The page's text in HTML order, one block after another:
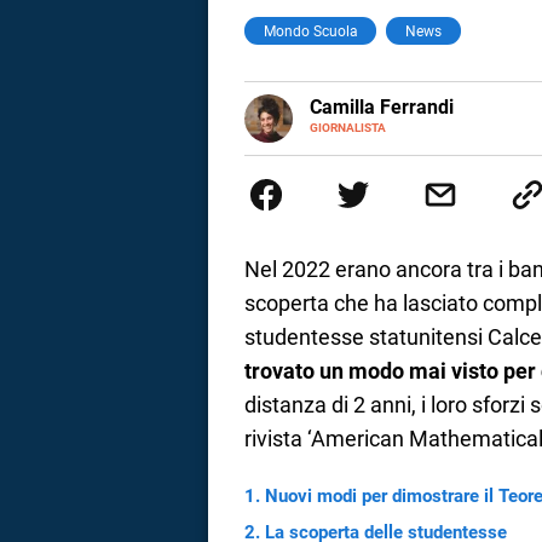
Mondo Scuola News
Camilla Ferrandi
GIORNALISTA
E-
MAIL
LINKEDIN
più fermata. L’attualità è il
la mente.
Nel 2022 erano ancora tra i
scoperta che ha lasciato
studentesse statunitensi
trovato un modo mai visto
distanza di 2 anni, i loro sforzi
rivista ‘American
Nuovi modi per dimostrare il
La scoperta delle studentesse